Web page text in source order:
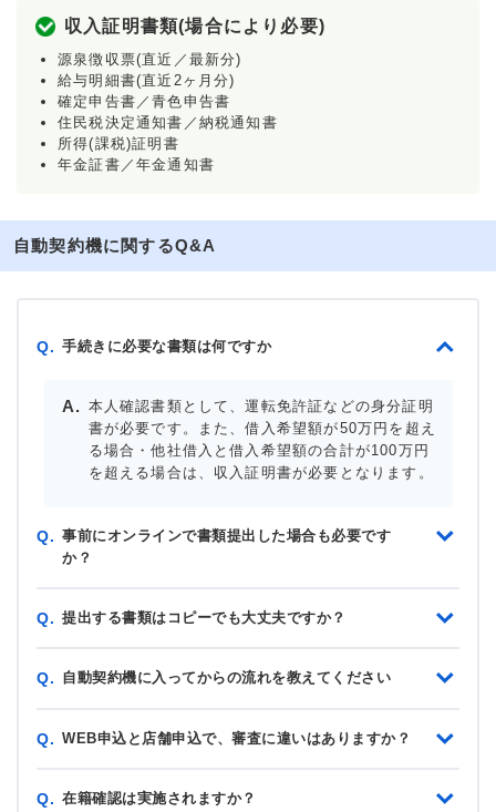
収入証明書類(場合により必要)
源泉徴収票(直近／最新分)
給与明細書(直近2ヶ月分)
確定申告書／青色申告書
住民税決定通知書／納税通知書
所得(課税)証明書
年金証書／年金通知書
自動契約機に関するQ&A
Q. 手続きに必要な書類は何ですか
本人確認書類として、運転免許証などの身分証明
書が必要です。また、借入希望額が50万円を超え
る場合・他社借入と借入希望額の合計が100万円
を超える場合は、収入証明書が必要となります。
Q. 事前にオンラインで書類提出した場合も必要です
か？
Q. 提出する書類はコピーでも大丈夫ですか？
Q. 自動契約機に入ってからの流れを教えてください
Q. WEB申込と店舗申込で、審査に違いはありますか？
Q. 在籍確認は実施されますか？